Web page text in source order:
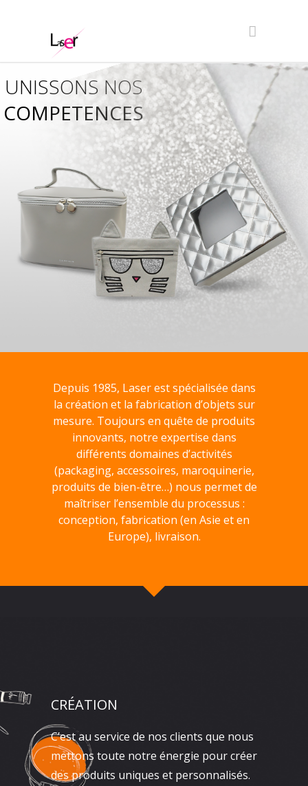
COMPETENCES
UNISSONS NOS
Depuis 1985, Laser est spécialisée dans
la création et la fabrication d’objets sur
mesure. Toujours en quête de produits
innovants, notre expertise dans
différents domaines d’activités
(packaging, accessoires, maroquinerie,
produits de bien-être…) nous permet de
maîtriser l’ensemble du processus :
conception, fabrication (en Asie et en
Europe), livraison.
CRÉATION
C’est au service de nos clients que nous
mettons toute notre énergie pour créer
des produits uniques et personnalisés.